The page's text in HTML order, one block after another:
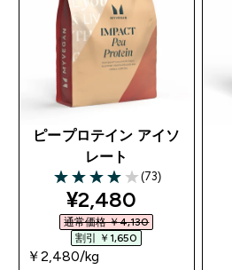
ピープロテイン アイソ
レート
4 out of 5 stars
(73)
discounted price
¥2,480‎
通常価格 ￥4,130‎
割引 ￥1,650‎
￥2,480‎/kg